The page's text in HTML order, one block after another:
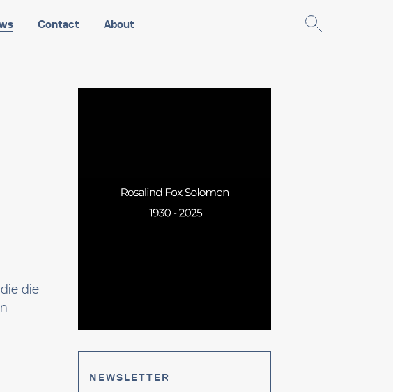
Contact About
die
NEWSLETTER